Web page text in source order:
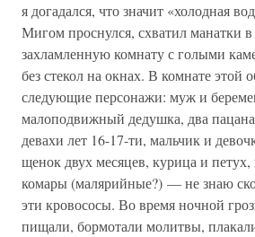
я догадался, что значит «холодная
Мигом проснулся, схватил манатки
захламленную комнату с голыми
без стекол на окнах. В комнате этой
следующие персонажи: муж и
малоподвижный дедушка, два
девахи лет 16-17-ти, мальчик и
щенок двух месяцев, курица и
комары (малярийные?) — не знаю
эти кровососы. Во время ночной
пищали, бормотали молитвы,